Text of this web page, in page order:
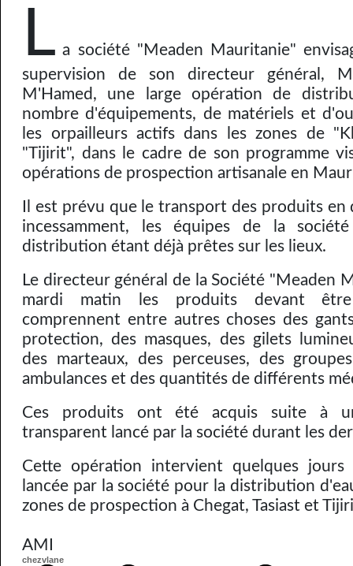
L a société "Meaden Mauritanie"
supervision de son directeur général,
M'Hamed, une large opération de
nombre d'équipements, de matériels et
les orpailleurs actifs dans les zones de
"Tijirit", dans le cadre de son programme
opérations de prospection artisanale en
Il est prévu que le transport des produits en
incessamment, les équipes de la
distribution étant déjà prêtes sur les lieux.
Le directeur général de la Société "Meaden
mardi matin les produits devant
comprennent entre autres choses des
protection, des masques, des gilets
des marteaux, des perceuses, des
ambulances et des quantités de différents
Ces produits ont été acquis suite à
transparent lancé par la société durant les
Cette opération intervient quelques jours
lancée par la société pour la distribution
zones de prospection à Chegat, Tasiast et
AMI
chezvlane